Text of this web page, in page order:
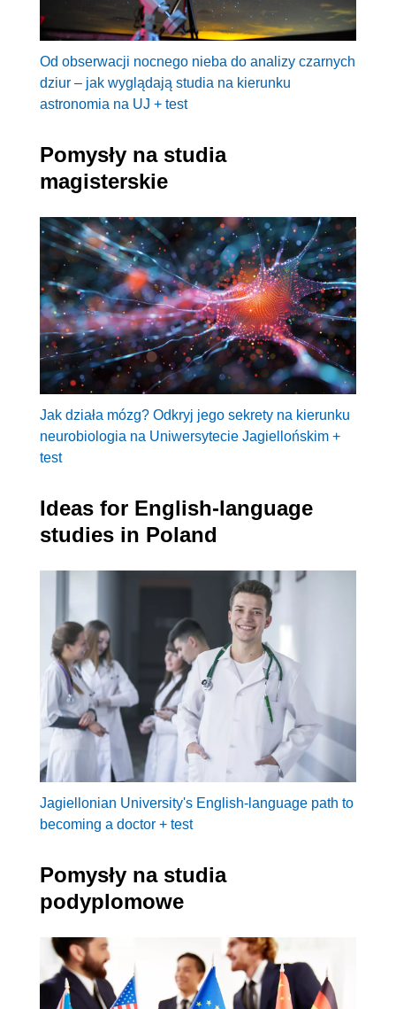
Od obserwacji nocnego nieba do analizy czarnych
dziur – jak wyglądają studia na kierunku
astronomia na UJ + test
Pomysły na studia
magisterskie
Jak działa mózg? Odkryj jego sekrety na kierunku
neurobiologia na Uniwersytecie Jagiellońskim +
test
Ideas for English-language
studies in Poland
Jagiellonian University's English-language path to
becoming a doctor + test
Pomysły na studia
podyplomowe